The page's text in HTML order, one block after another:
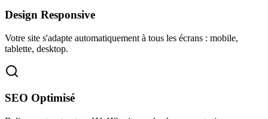
Design Responsive
Votre site s'adapte automatiquement à tous les écrans : mobile,
tablette, desktop.
SEO Optimisé